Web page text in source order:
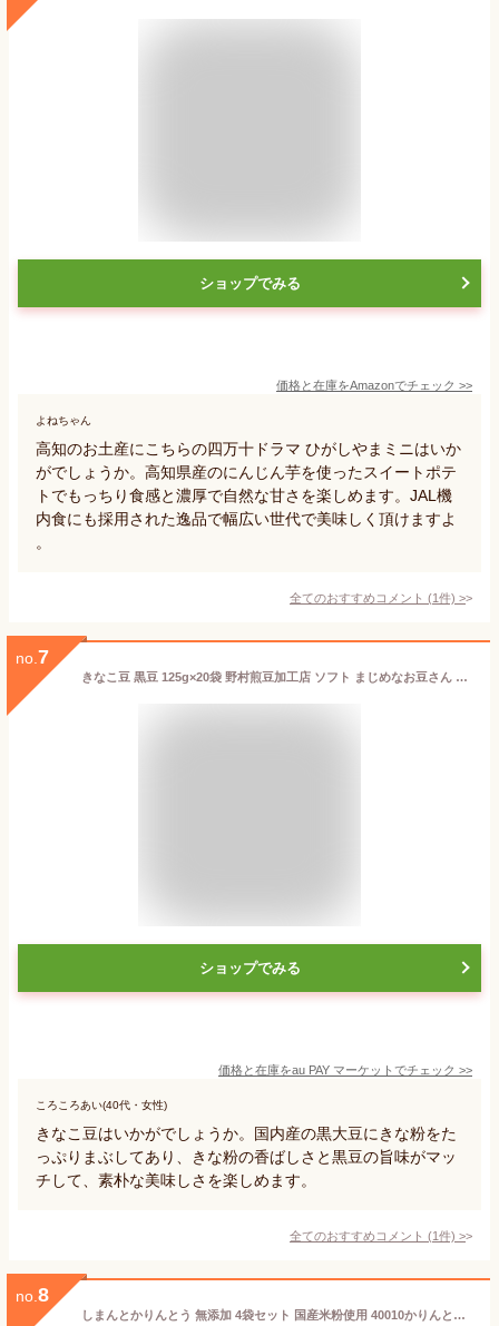
ショップでみる
価格と在庫をAmazonでチェック >>
よねちゃん
高知のお土産にこちらの四万十ドラマ ひがしやまミニはいか
がでしょうか。高知県産のにんじん芋を使ったスイートポテ
トでもっちり食感と濃厚で自然な甘さを楽しめます。JAL機
内食にも採用された逸品で幅広い世代で美味しく頂けますよ
。
全てのおすすめコメント (1件) >
no. 7
きなこ豆 黒豆 125g×20袋 野村煎豆加工店 ソフト まじめなお豆さん 高知 豆菓子 おやつ きな粉豆 黒大豆 きな粉菓子
ショップでみる
価格と在庫をau PAY マーケット でチェック >>
ころころあい(40代・女性)
きなこ豆はいかがでしょうか。国内産の黒大豆にきな粉をた
っぷりまぶしてあり、きな粉の香ばしさと黒豆の旨味がマッ
チして、素朴な美味しさを楽しめます。
全てのおすすめコメント (1件) >
no. 8
しまんとかりんとう 無添加 4袋セット 国産米粉使用 40010かりんとう パティスリーポタジェ監修 プレーン 青のり だし醤油 たまねぎ 四万十産素材 無添加 和スイーツ ベジスイーツ 野菜スイーツ 高知県 四万十川 ギフト